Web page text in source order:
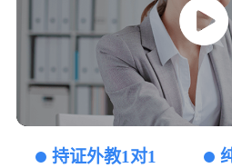
持证外教1对1